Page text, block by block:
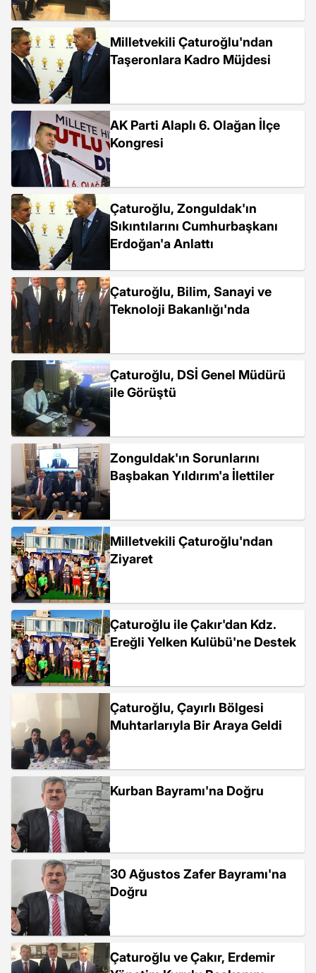
Milletvekili Çaturoğlu'ndan
Taşeronlara Kadro Müjdesi
AK Parti Alaplı 6. Olağan İlçe
Kongresi
Çaturoğlu, Zonguldak'ın
Sıkıntılarını Cumhurbaşkanı
Erdoğan'a Anlattı
Çaturoğlu, Bilim, Sanayi ve
Teknoloji Bakanlığı'nda
Çaturoğlu, DSİ Genel Müdürü
ile Görüştü
Zonguldak'ın Sorunlarını
Başbakan Yıldırım'a İlettiler
Milletvekili Çaturoğlu'ndan
Ziyaret
Çaturoğlu ile Çakır'dan Kdz.
Ereğli Yelken Kulübü'ne Destek
Çaturoğlu, Çayırlı Bölgesi
Muhtarlarıyla Bir Araya Geldi
Kurban Bayramı'na Doğru
30 Ağustos Zafer Bayramı'na
Doğru
Çaturoğlu ve Çakır, Erdemir